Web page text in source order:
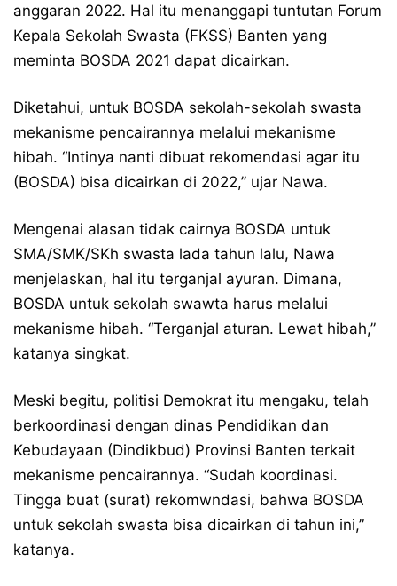
anggaran 2022. Hal itu menanggapi tuntutan Forum
Kepala Sekolah Swasta (FKSS) Banten yang
meminta BOSDA 2021 dapat dicairkan.
Diketahui, untuk BOSDA sekolah-sekolah swasta
mekanisme pencairannya melalui mekanisme
hibah. “Intinya nanti dibuat rekomendasi agar itu
(BOSDA) bisa dicairkan di 2022,” ujar Nawa.
Mengenai alasan tidak cairnya BOSDA untuk
SMA/SMK/SKh swasta lada tahun lalu, Nawa
menjelaskan, hal itu terganjal ayuran. Dimana,
BOSDA untuk sekolah swawta harus melalui
mekanisme hibah. “Terganjal aturan. Lewat hibah,”
katanya singkat.
Meski begitu, politisi Demokrat itu mengaku, telah
berkoordinasi dengan dinas Pendidikan dan
Kebudayaan (Dindikbud) Provinsi Banten terkait
mekanisme pencairannya. “Sudah koordinasi.
Tingga buat (surat) rekomwndasi, bahwa BOSDA
untuk sekolah swasta bisa dicairkan di tahun ini,”
katanya.